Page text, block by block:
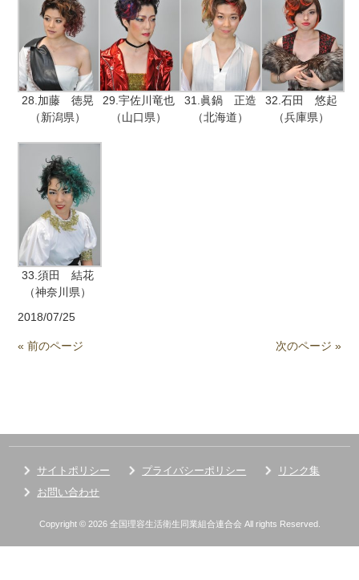
28.加藤 徳晃
（新潟県）
29.宇佐川竜也
（山口県）
31.眞鍋 正造
（北海道）
32.石田 悠起
（兵庫県）
33.須田 結花
（神奈川県）
2018/07/25
« 前のページ 次のページ »
サイトポリシー プライバシーポリシー
リンク集
お問い合わせ
Copyright © 2026 全国理容生活衛生同業組合連合会 All rights Reserved.